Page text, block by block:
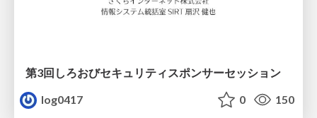
第3回しろおびセキュリティスポンサーセッション
log0417
0 150